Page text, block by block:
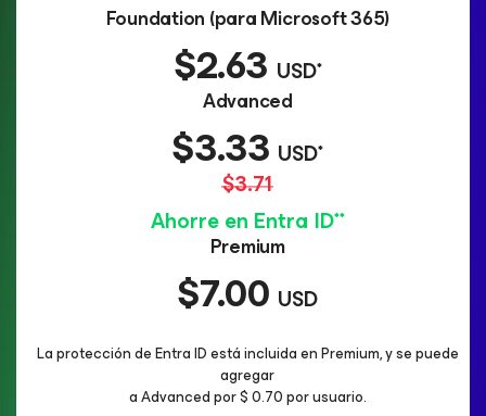
Foundation (para Microsoft 365)
$2.63 USD*
Advanced
$3.33 USD*
$3.71
Ahorre en Entra ID**
Premium
$7.00 USD
La protección de Entra ID está incluida en Premium, y se puede
agregar
a Advanced por $ 0.70 por usuario.